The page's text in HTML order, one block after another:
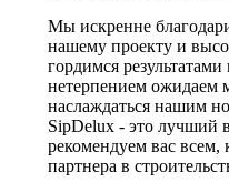
Мы искренне
нашему проекту и
гордимся
нетерпением ожидаем
наслаждаться нашим
SipDelux - это лучший
рекомендуем вас
партнера в